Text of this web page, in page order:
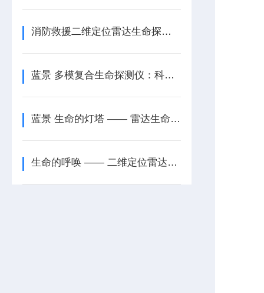
消防救援二维定位雷达生命探测仪：多场景救援的万-能-钥-匙
蓝景 多模复合生命探测仪：科技赋能救援使命
蓝景 生命的灯塔 —— 雷达生命探测仪（二维）
生命的呼唤 —— 二维定位雷达生命探测仪